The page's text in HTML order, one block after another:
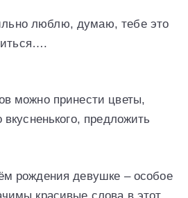
люблю, думаю, тебе это
можно принести цветы,
вкусненького, предложить
рождения девушке – особое